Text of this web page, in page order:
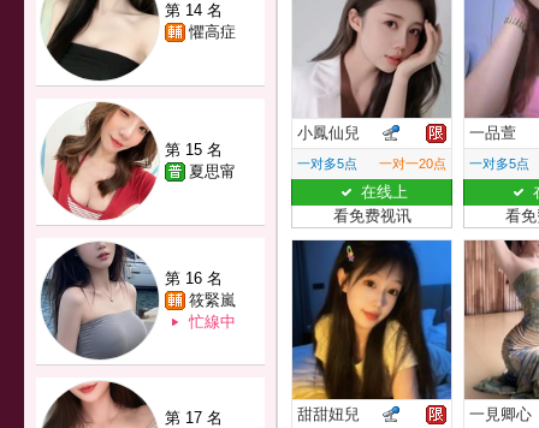
第 14 名
懼高症
第 15 名
夏思甯
第 16 名
筱緊嵐
忙線中
第 17 名
小鳳仙兒
一对多5点 一对一20点
在线上
看免费视讯
一品萱
一对多5点
看
甜甜妞兒 一見卿心